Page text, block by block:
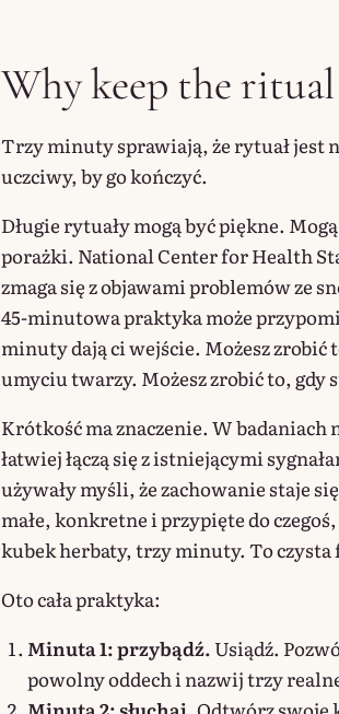
Why keep the
Trzy minuty sprawiają, że rytuał jest
uczciwy, by go kończyć.
Długie rytuały mogą być piękne.
porażki. National Center for Health
zmaga się z objawami problemów ze
45-minutowa praktyka może
minuty dają ci wejście. Możesz zrobić
umyciu twarzy. Możesz zrobić to, gdy
Krótkość ma znaczenie. W badaniach
łatwiej łączą się z istniejącymi
używały myśli, że zachowanie staje
małe, konkretne i przypięte do
kubek herbaty, trzy minuty. To czysta
Oto cała praktyka:
Minuta 1: przybądź.Usiądź.
powolny oddech i nazwij trzy